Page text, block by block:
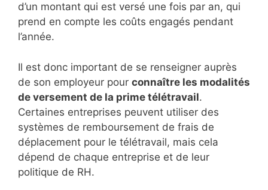
d’un montant qui est versé une fois par an, qui
prend en compte les coûts engagés pendant
l’année.
Il est donc important de se renseigner auprès
de son employeur pour connaître les modalités
de versement de la prime télétravail.
Certaines entreprises peuvent utiliser des
systèmes de remboursement de frais de
déplacement pour le télétravail, mais cela
dépend de chaque entreprise et de leur
politique de RH.